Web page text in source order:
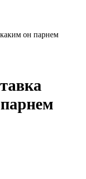
он парнем